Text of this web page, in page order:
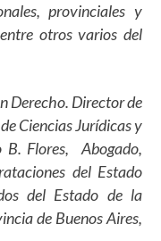
provinciales y
otros varios del
Derecho. Director de
Ciencias Jurídicas y
Flores, Abogado,
del Estado
del Estado de la
de Buenos Aires,